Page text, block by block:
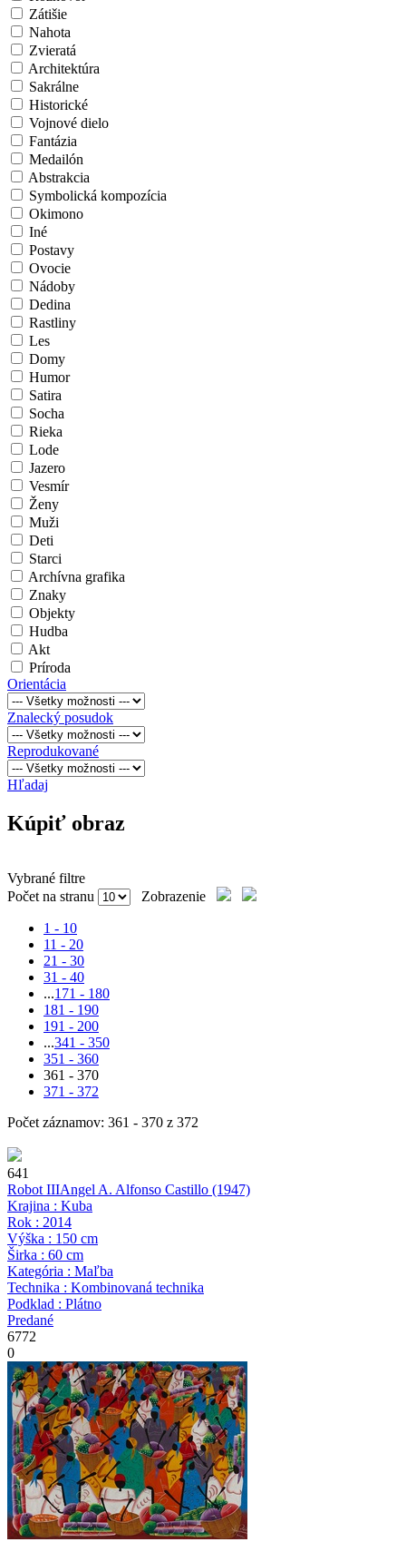
Zátišie
Nahota
Zvieratá
Architektúra
Sakrálne
Historické
Vojnové dielo
Fantázia
Medailón
Abstrakcia
Symbolická kompozícia
Okimono
Iné
Postavy
Ovocie
Nádoby
Dedina
Rastliny
Les
Domy
Humor
Satira
Socha
Rieka
Lode
Jazero
Vesmír
Ženy
Muži
Deti
Starci
Archívna grafika
Znaky
Objekty
Hudba
Akt
Príroda
Orientácia
Znalecký posudok
Reprodukované
Hľadaj
Kúpiť obraz
Vybrané filtre
Počet na stranu
Zobrazenie
1 - 10
11 - 20
21 - 30
31 - 40
...171 - 180
181 - 190
191 - 200
...341 - 350
351 - 360
361 - 370
371 - 372
Počet záznamov: 361 - 370 z 372
641
Robot IIIAngel A. Alfonso Castillo (1947)
Krajina : Kuba
Rok : 2014
Výška : 150 cm
Širka : 60 cm
Kategória : Maľba
Technika : Kombinovaná technika
Podklad : Plátno
Predané
6772
0